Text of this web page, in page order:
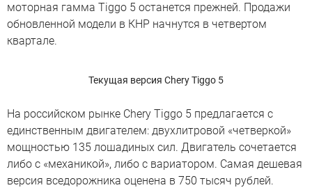
моторная гамма Tiggo 5 останется прежней. Продажи
обновленной модели в КНР начнутся в четвертом
квартале.
Текущая версия Chery Tiggo 5
На российском рынке Chery Tiggo 5 предлагается с
единственным двигателем: двухлитровой «четверкой»
мощностью 135 лошадиных сил. Двигатель сочетается
либо с «механикой», либо с вариатором. Самая дешевая
версия вседорожника оценена в 750 тысяч рублей.